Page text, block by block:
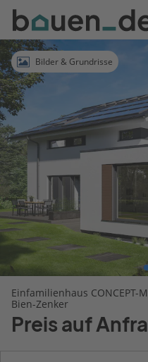
Bauen
Logo
AnmeldenBilder & Grundrisse
Einfamilienhaus CONCEPT-
Bien-Zenker
Preis auf